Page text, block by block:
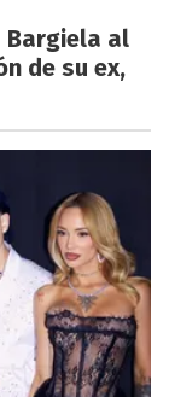
Bargiela al
de su ex,